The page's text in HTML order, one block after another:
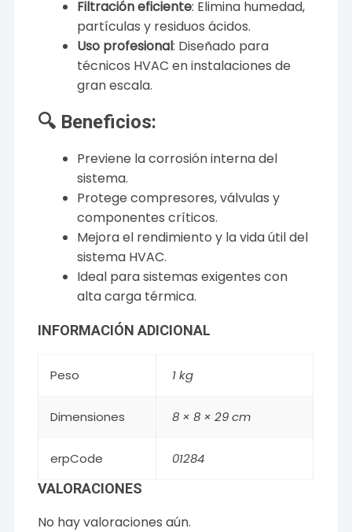
Filtración eficiente: Elimina humedad,
partículas y residuos ácidos.
Uso profesional: Diseñado para
técnicos HVAC en instalaciones de
gran escala.
🔍 Beneficios:
Previene la corrosión interna del
sistema.
Protege compresores, válvulas y
componentes críticos.
Mejora el rendimiento y la vida útil del
sistema HVAC.
Ideal para sistemas exigentes con
alta carga térmica.
INFORMACIÓN ADICIONAL
Peso 1 kg
Dimensiones 8 × 8 × 29 cm
erpCode
01284
VALORACIONES
No hay valoraciones aún.